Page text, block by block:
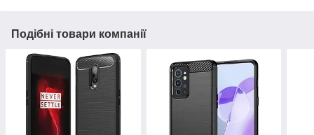
Подібні товари компанії